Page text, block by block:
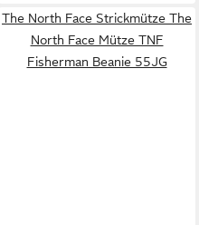
The North Face Strickmütze The
North Face Mütze TNF
Fisherman Beanie 55JG